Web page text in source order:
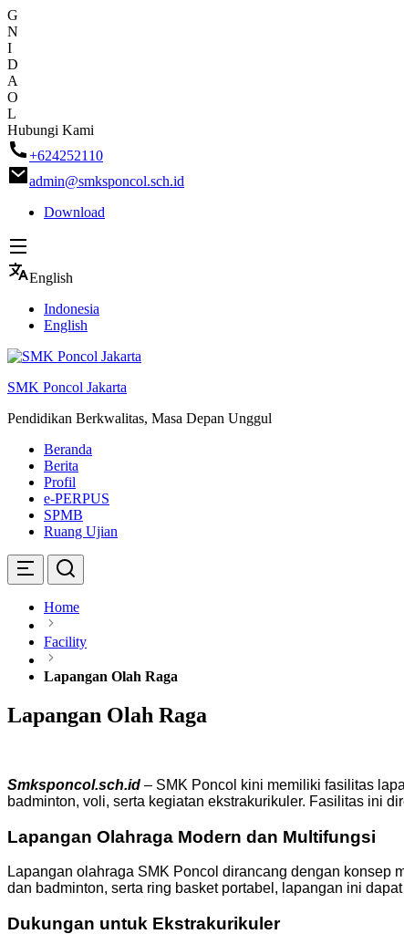
G
N
I
D
A
O
L
Skip
to
content
Hubungi Kami
+624252110
admin@smksponcol.sch.id
Download
English
Indonesia
English
SMK Poncol Jakarta
Pendidikan Berkwalitas, Masa Depan Unggul
Beranda
Berita
Profil
e-PERPUS
SPMB
Ruang Ujian
Home
Facility
Lapangan Olah Raga
Lapangan Olah Raga
Smksponcol.sch.id – SMK Poncol kini memiliki fasilitas
badminton, voli, serta kegiatan ekstrakurikuler. Fasilitas ini
Lapangan Olahraga Modern dan Multifungsi
Lapangan olahraga SMK Poncol dirancang dengan konsep
dan badminton, serta ring basket portabel, lapangan ini
Dukungan untuk Ekstrakurikuler